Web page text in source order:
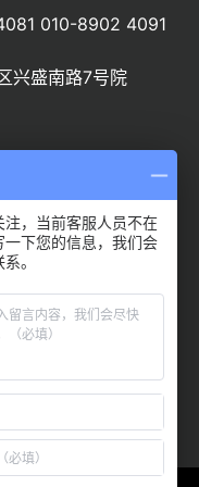
010-8902 4091
兴盛南路7号院
官方订阅号
注，当前客服人员不在
一下您的信息，我们会
。